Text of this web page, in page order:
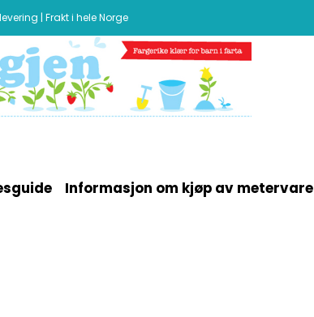
| Frakt i hele Norge
Informasjon om kjøp av metervare